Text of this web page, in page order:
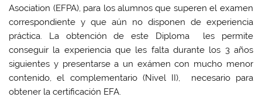
Asociation (EFPA), para los alumnos que superen el examen
correspondiente y que aún no disponen de experiencia
práctica. La obtención de este Diploma les permite
conseguir la experiencia que les falta durante los 3 años
siguientes y presentarse a un exámen con mucho menor
contenido, el complementario (Nivel II), necesario para
obtener la certificación EFA.